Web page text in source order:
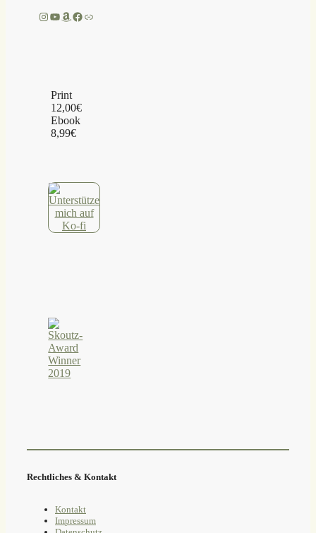
Instagram
YouTube
Amazon
Facebook
Link
Print
12,00€
Ebook
8,99€
Rechtliches & Kontakt
Kontakt
Impressum